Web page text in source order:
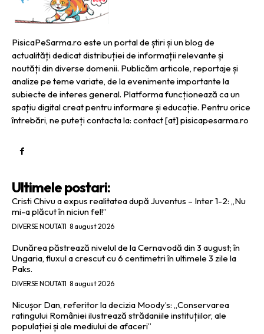
PisicaPeSarma.ro este un portal de știri și un blog de
actualități dedicat distribuției de informații relevante și
noutăți din diverse domenii. Publicăm articole, reportaje și
analize pe teme variate, de la evenimente importante la
subiecte de interes general. Platforma funcționează ca un
spațiu digital creat pentru informare și educație. Pentru orice
întrebări, ne puteți contacta la: contact [at] pisicapesarma.ro
Ultimele postari:
Cristi Chivu a expus realitatea după Juventus – Inter 1-2: „Nu
mi-a plăcut în niciun fel!”
DIVERSE NOUTATI 8 august 2026
Dunărea păstrează nivelul de la Cernavodă din 3 august; în
Ungaria, fluxul a crescut cu 6 centimetri în ultimele 3 zile la
Paks.
DIVERSE NOUTATI 8 august 2026
Nicușor Dan, referitor la decizia Moody’s: „Conservarea
ratingului României ilustrează strădaniile instituțiilor, ale
populației și ale mediului de afaceri”